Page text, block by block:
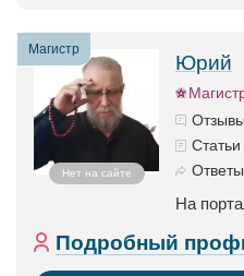
Магистр
Нет на сайте
Юрий
Статьи
На
Подробный